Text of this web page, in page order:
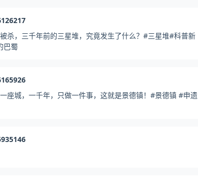
杀，三千年前的三星堆，究竟发生了什么？#三星堆#科普新
巴蜀
座城，一千年，只做一件事，这就是景德镇！#景德镇 #申遗